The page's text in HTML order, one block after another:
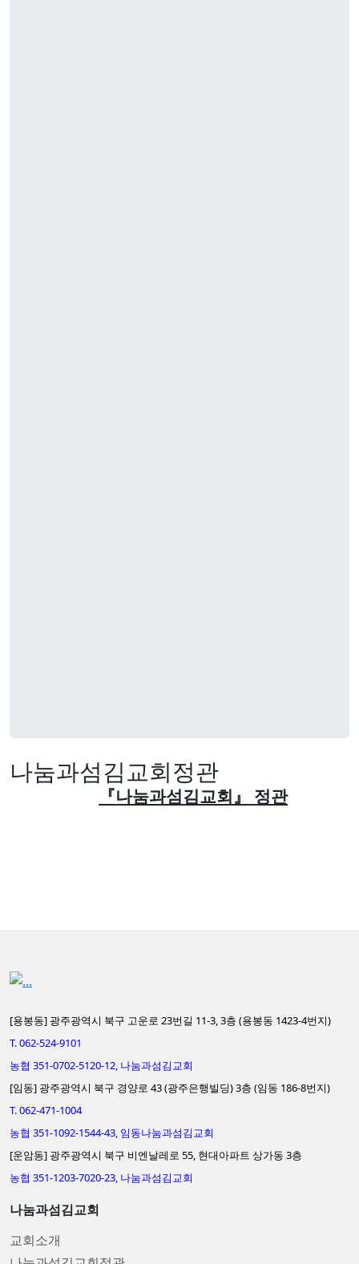
나눔과섬김교회정관
『나눔과섬김교회 』 정관
[용봉동] 광주광역시 북구 고운로 23번길 11-3, 3층 (용봉동 1423-4번지)
T. 062-524-9101
농협 351-0702-5120-12, 나눔과섬김교회
[임동] 광주광역시 북구 경양로 43 (광주은행빌딩) 3층 (임동 186-8번지)
T. 062-471-1004
농협 351-1092-1544-43, 임동나눔과섬김교회
[운암동] 광주광역시 북구 비엔날레로 55, 현대아파트 상가동 3층
농협 351-1203-7020-23, 나눔과섬김교회
나눔과섬김교회
교회소개